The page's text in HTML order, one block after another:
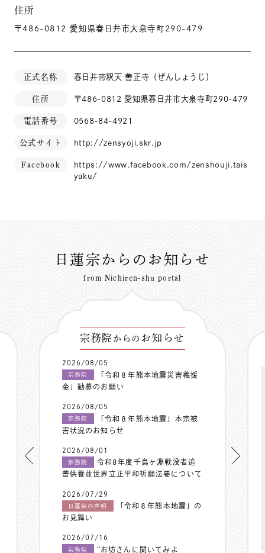
住所
〒486-0812 愛知県春日井市大泉寺町290-479
正式名称 春日井帝釈天 善正寺（ぜんしょうじ）
住所 〒486-0812 愛知県春日井市大泉寺町290-479
電話番号 0568-84-4921
公式サイト http://zensyoji.skr.jp
Facebook
https://www.facebook.com/zenshouji.tais
yaku/
日蓮宗からのお知らせ
from Nichiren-shu portal
宗務院 からの お知らせ
2026/08/05
宗務院
「令和８年熊本地震災害義援
金」勧募のお願い
2026/08/05
宗務院
「令和８年熊本地震」本宗被
害状況のお知らせ
2026/08/01
宗務院
令和8年度千鳥ヶ淵戦没者追
善供養並世界立正平和祈願法要について
2026/07/29
日蓮宗の声明
「令和８年熊本地震」の
お見舞い
2026/07/16
宗務院 ”お坊さんに聞いてみよ